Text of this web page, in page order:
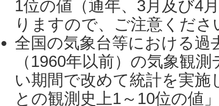
1位の値（通年、3月及び4
りますので、ご注意くだ
全国の気象台等における過
（1960年以前）の気象観
い期間で改めて統計を実
との観測史上1～10位の値